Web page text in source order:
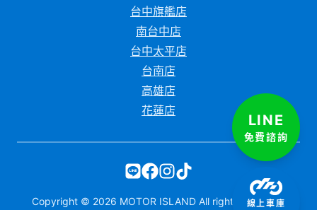
台中旗艦店
南台中店
台中太平店
台南店
高雄店
花蓮店
Copyright © 2026 MOTOR ISLAND All rights reserved.
LINE
免費諮詢
線上車庫